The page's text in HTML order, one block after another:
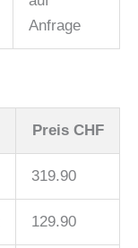
Anfrage
Preis CHF
319.90
129.90